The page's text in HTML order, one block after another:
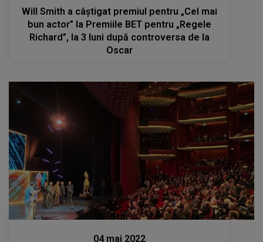
Will Smith a câștigat premiul pentru „Cel mai
bun actor” la Premiile BET pentru „Regele
Richard”, la 3 luni după controversa de la
Oscar
Stiri
04 mai 2022